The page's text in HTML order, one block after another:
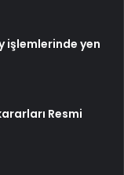
işlemlerinde yen
Resmi